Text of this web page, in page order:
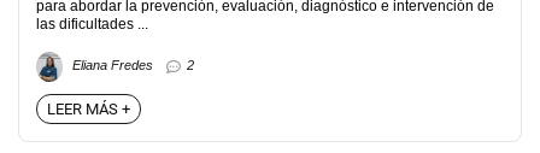
para abordar la prevención, evaluación, diagnóstico e intervención de
las dificultades ...
Eliana Fredes 2
LEER MÁS +